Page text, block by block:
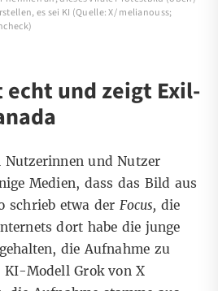
es sei KI (Quelle: X/ melianouss;
und zeigt Exil-
Nutzerinnen und Nutzer
Medien, dass das Bild aus
schrieb etwa der Focus, die
dort habe die junge
die Aufnahme zu
KI-Modell Grok von X